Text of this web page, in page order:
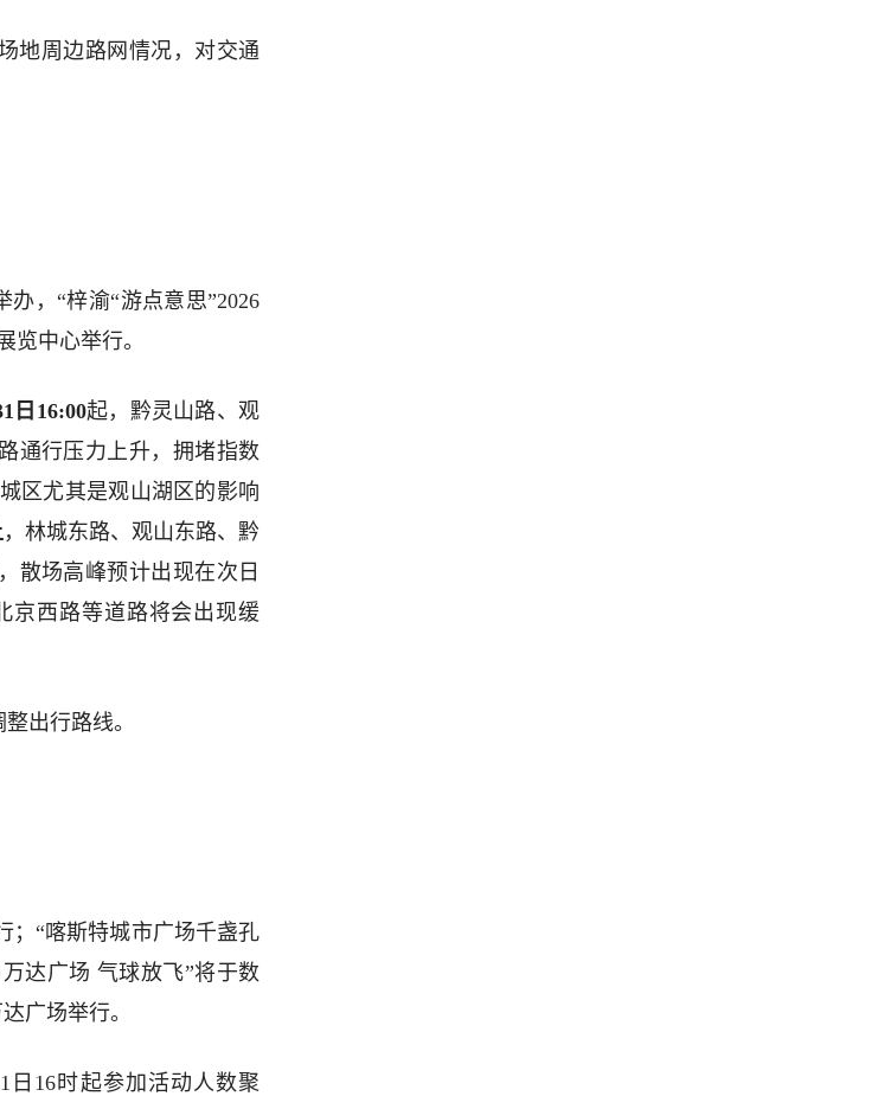
地周边路网情况，对交通
，“梓渝“游点意思”2026
览中心举行。
日16:00起，黔灵山路、观
通行压力上升，拥堵指数
区尤其是观山湖区的影响
，林城东路、观山东路、黔
散场高峰预计出现在次日
京西路等道路将会出现缓
出行路线。
；“喀斯特城市广场千盏孔
达广场 气球放飞”将于数
广场举行。
日16时起参加活动人数聚